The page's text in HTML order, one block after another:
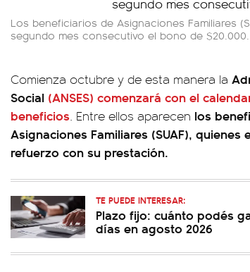
Los beneficiarios de Asignaciones Familiares
segundo mes consecutivo el bono de $20.000.
Comienza octubre y de esta manera la
Social (ANSES) comenzará con el
beneficios. Entre ellos aparecen los
Asignaciones Familiares (SUAF),
refuerzo con su prestación.
TE PUEDE INTERESAR:
Plazo fijo: cuánto podés
días en agosto 2026